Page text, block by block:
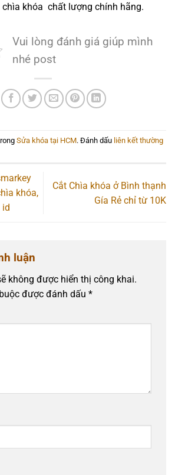
chìa khóa chất lượng chính hãng.
Vui lòng đánh giá giúp mình
nhé post
Sửa khóa tại HCM. Đánh dấu liên kết thường
khóa,
id
Cắt Chìa khóa ở Bình thạnh
Gía Rẻ chỉ từ 10K
luận
không được hiển thị công khai.
được đánh dấu *